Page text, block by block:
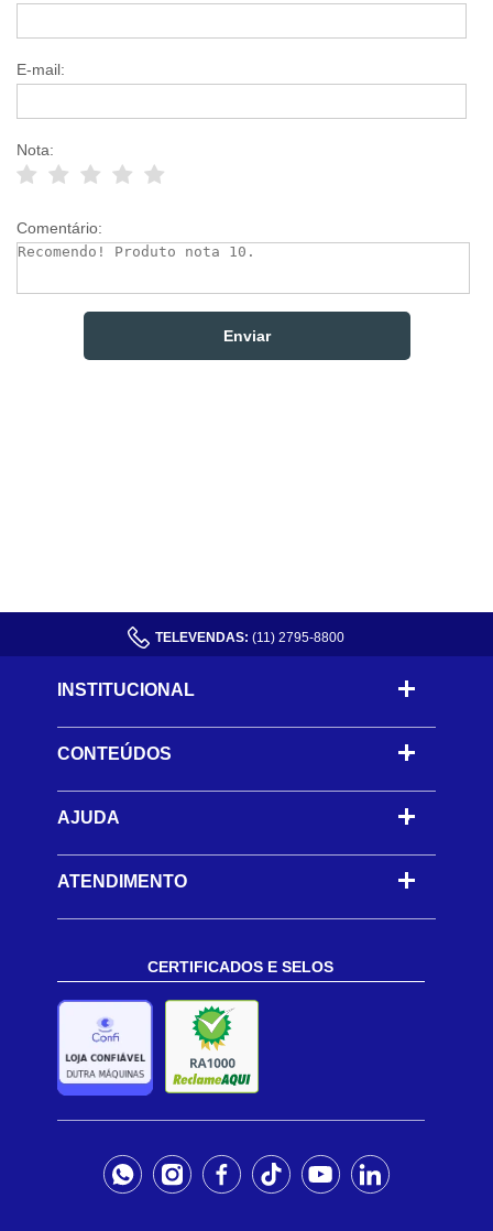
E-mail:
Nota:
Comentário:
TELEVENDAS: (11) 2795-8800
INSTITUCIONAL
CONTEÚDOS -
AJUDA -
ATENDIMENTO
CERTIFICADOS E SELOS